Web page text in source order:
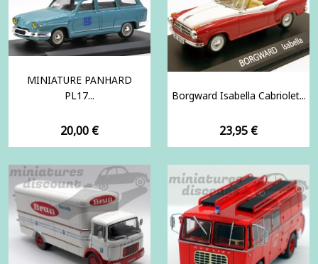
MINIATURE PANHARD
PL17...
Prix
20,00 €
Borgward Isabella Cabriolet...
Prix
23,95 €